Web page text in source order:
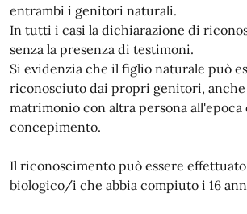
entrambi i genitori naturali.
In tutti i casi la dichiarazione di
senza la presenza di testimoni.
Si evidenzia che il figlio naturale può
riconosciuto dai propri genitori,
matrimonio con altra persona all'epoca
concepimento.
Il riconoscimento può essere
biologico/i che abbia compiuto i 16